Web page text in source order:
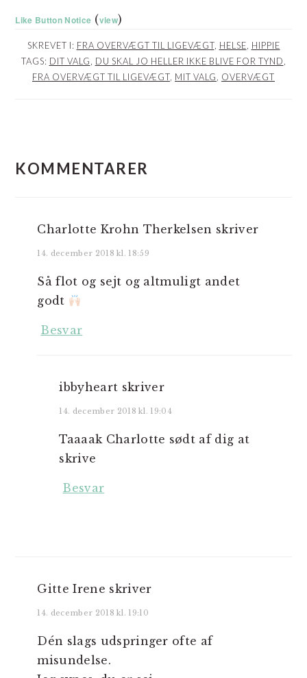
Like Button Notice (view)
SKREVET I: FRA OVERVÆGT TIL LIGEVÆGT, HELSE, HIPPIE
TAGS: DIT VALG, DU SKAL JO HELLER IKKE BLIVE FOR TYND,
FRA OVERVÆGT TIL LIGEVÆGT, MIT VALG, OVERVÆGT
KOMMENTARER
Charlotte Krohn Therkelsen skriver
14. december 2018 kl. 18:59
Så flot og sejt og altmuligt andet
godt
Besvar
ibbyheart skriver
14. december 2018 kl. 19:04
Taaaak Charlotte sødt af dig at
skrive
Besvar
Gitte Irene skriver
14. december 2018 kl. 19:10
Dén slags udspringer ofte af
misundelse.